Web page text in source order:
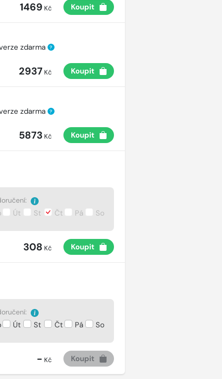
1469 Kč Koupit
zdarma ?
2937 Kč Koupit
zdarma ?
5873 Kč Koupit
Út St Čt Pá So
308 Kč Koupit
Út St Čt Pá So
- Kč Koupit